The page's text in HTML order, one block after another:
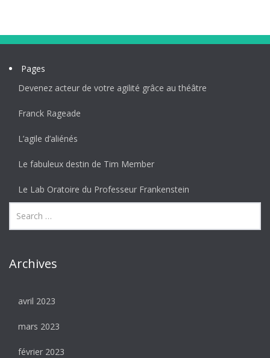
Pages
Devenez acteur de votre agilité grâce au théâtre
Franck Rageade
L’agile d’aliénés
Le fabuleux destin de Tim Member
Le Lab Oratoire du Professeur Frankenstein
Archives
avril 2023
mars 2023
février 2023